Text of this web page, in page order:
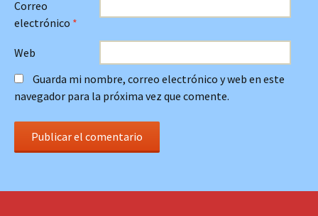
Correo
electrónico *
Web
Guarda mi nombre, correo electrónico y web en este
navegador para la próxima vez que comente.